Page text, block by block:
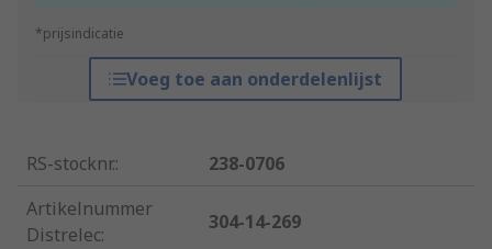
*prijsindicatie
Voeg toe aan onderdelenlijst
RS-stocknr.:
238-0706
Artikelnummer
Distrelec:
304-14-269